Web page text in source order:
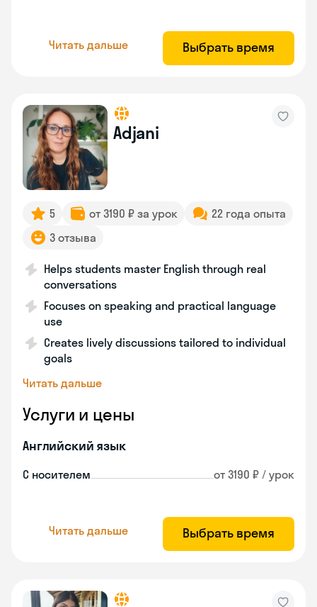
Читать дальше Выбрать время
Adjani
5 от 3190 ₽ за урок
22 года опыта
3 отзыва
Helps students master English through real
conversations
Focuses on speaking and practical language
use
Creates lively discussions tailored to individual
goals
Читать дальше
Услуги и цены
Английский язык
С носителем от 3190 ₽ / урок
Читать дальше Выбрать время